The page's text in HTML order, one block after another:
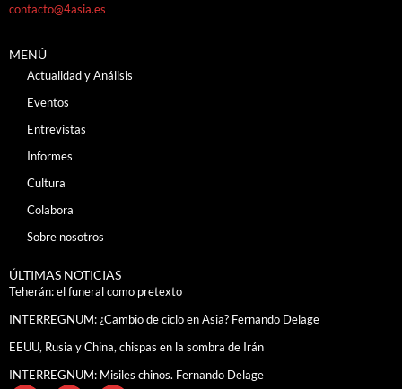
contacto@4asia.es
MENÚ
Actualidad y Análisis
Eventos
Entrevistas
Informes
Cultura
Colabora
Sobre nosotros
ÚLTIMAS NOTICIAS
Teherán: el funeral como pretexto
INTERREGNUM: ¿Cambio de ciclo en Asia? Fernando Delage
EEUU, Rusia y China, chispas en la sombra de Irán
INTERREGNUM: Misiles chinos. Fernando Delage